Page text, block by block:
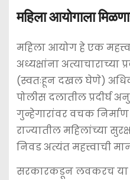
महिला आयोगाला
महिला आयोग हे एक
अध्यक्षांना अत्याचाराच्या
(स्वतःहून दखल घेणे)
पोलीस दलातील प्रदीर्घ
गुन्हेगारांवर वचक निर्माण
राज्यातील महिलांच्या
निवड अत्यंत महत्त्वाची
सरकारकडून लवकरच या